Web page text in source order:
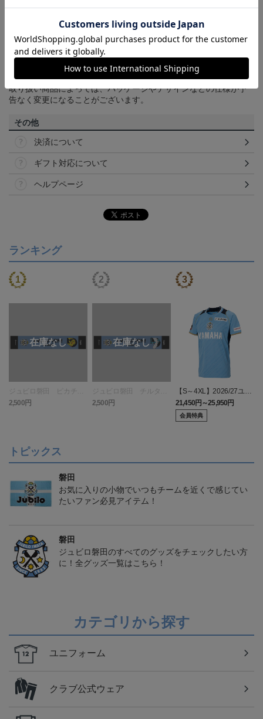
【カラーについて】
商品画像は、お使いのパソコンのモニターおよびスマートフォン
のメーカー・機種・画面設定等により、実際の商品の色と異なっ
て見える場合がございます。あらかじめご了承ください。
【仕様について】
取り扱い商品によっては、パッケージやデザインなどの仕様が予
告なく変更になることがございます。
その他
決済について
ギフト対応について
ヘルプページ
ランキング
ジュビロ磐田 ピカチュ
ウ タオルマフラー
2,500円
ジュビロ磐田 チルタリ
ス タオルマフラー
2,500円
【S～4XL】2026/27ユニ
フォーム オーセンティッ
クモデル:FP1st
21,450円～25,950円
会員特典
トピックス
磐田
お気に入りの小物でいつもチームを近くで感じてい
たいファン必見アイテム！
磐田
ジュビロ磐田のすべてのグッズをチェックしたい方
に！全グッズ一覧はこちら！
カテゴリから探す
ユニフォーム
クラブ公式ウェア